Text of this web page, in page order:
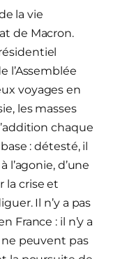
la vie
de Macron.
l’Assemblée
voyages en
les masses
chaque
: détesté, il
l’agonie, d’une
la crise et
Il n’y a pas
France : il n’y a
peuvent pas